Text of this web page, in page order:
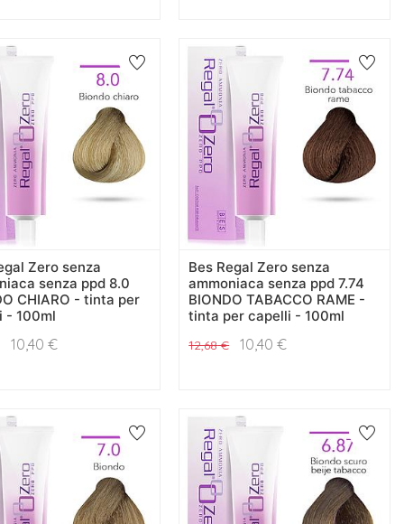
Zero senza
senza ppd 8.0
CHIARO - tinta per
- 100ml
10,40 €
Bes Regal Zero senza
ammoniaca senza ppd 7.74
BIONDO TABACCO RAME -
tinta per capelli - 100ml
12,68€ 10,40 €